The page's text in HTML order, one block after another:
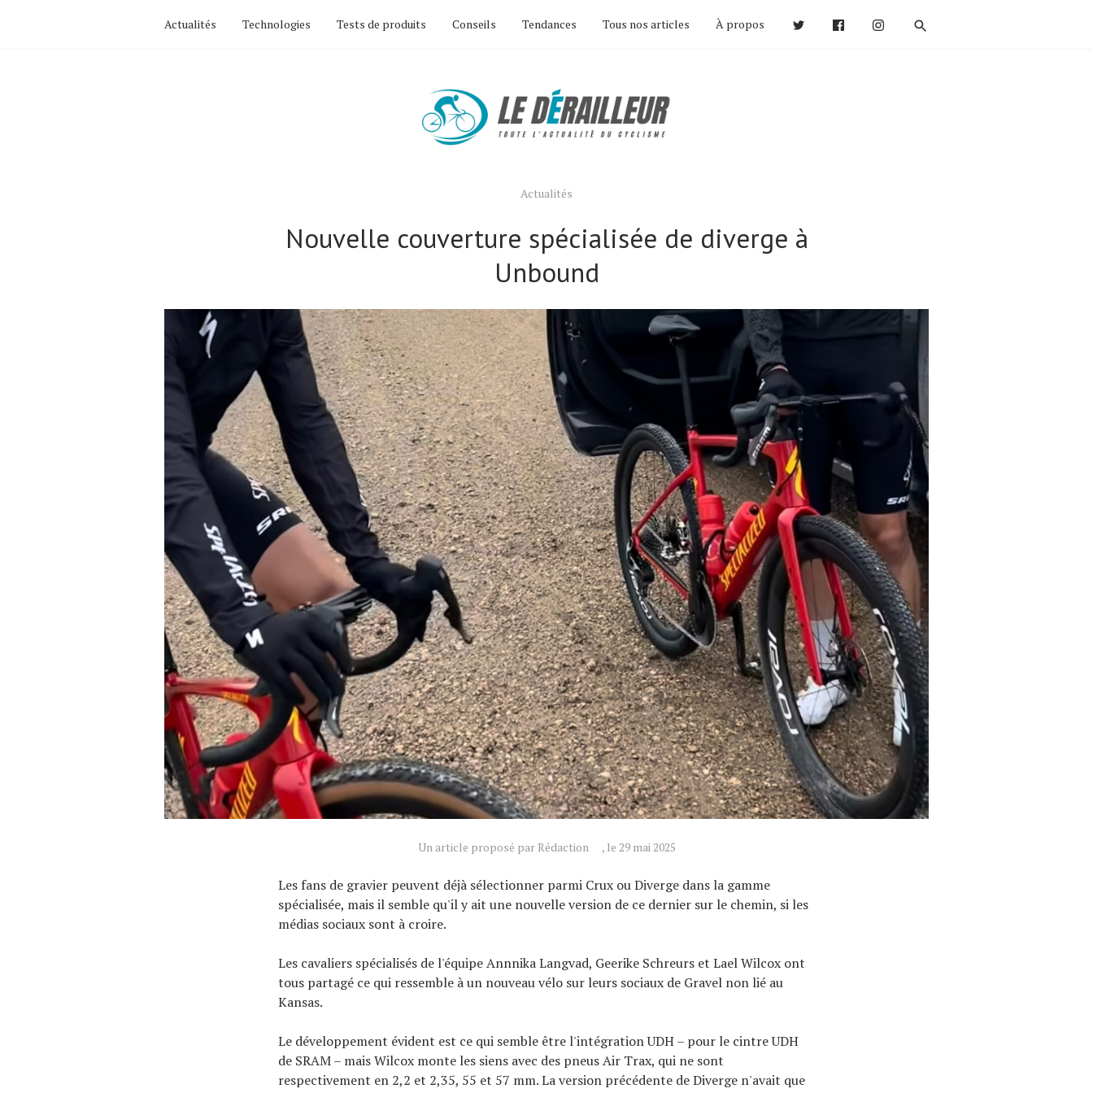
Actualités Technologies Tests de produits Conseils Tendances Tous nos articles À propos
Actualités
Nouvelle couverture spécialisée de diverge à
Unbound
Un article proposé par Rédaction , le 29 mai 2025
Les fans de gravier peuvent déjà sélectionner parmi Crux ou Diverge dans la gamme
spécialisée, mais il semble qu'il y ait une nouvelle version de ce dernier sur le chemin, si les
médias sociaux sont à croire.
Les cavaliers spécialisés de l'équipe Annnika Langvad, Geerike Schreurs et Lael Wilcox ont
tous partagé ce qui ressemble à un nouveau vélo sur leurs sociaux de Gravel non lié au
Kansas.
Le développement évident est ce qui semble être l'intégration UDH – pour le cintre UDH
de SRAM – mais Wilcox monte les siens avec des pneus Air Trax, qui ne sont
respectivement en 2,2 et 2,35, 55 et 57 mm. La version précédente de Diverge n'avait que